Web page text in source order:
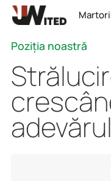
Poziția noastră